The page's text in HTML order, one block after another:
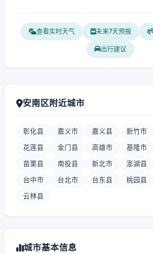
查看实时天气 未来7天预报
出行建议
安南区附近城市
彰化县 嘉义市 嘉义县 新竹市
花莲县 金门县 高雄市 基隆市
苗栗县 南投县 新北市 澎湖县
台中市 台北市 台东县 桃园县
云林县
城市基本信息